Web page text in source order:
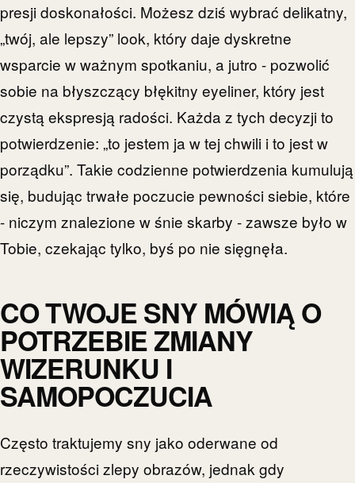
presji doskonałości. Możesz dziś wybrać delikatny,
„twój, ale lepszy” look, który daje dyskretne
wsparcie w ważnym spotkaniu, a jutro - pozwolić
sobie na błyszczący błękitny eyeliner, który jest
czystą ekspresją radości. Każda z tych decyzji to
potwierdzenie: „to jestem ja w tej chwili i to jest w
porządku”. Takie codzienne potwierdzenia kumulują
się, budując trwałe poczucie pewności siebie, które
- niczym znalezione w śnie skarby - zawsze było w
Tobie, czekając tylko, byś po nie sięgnęła.
CO TWOJE SNY MÓWIĄ O
POTRZEBIE ZMIANY
WIZERUNKU I
SAMOPOCZUCIA
Często traktujemy sny jako oderwane od
rzeczywistości zlepy obrazów, jednak gdy